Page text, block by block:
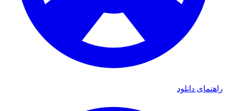
دانلود